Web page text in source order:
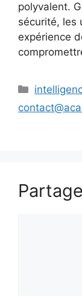
polyvalent.
sécurité, les
expérience